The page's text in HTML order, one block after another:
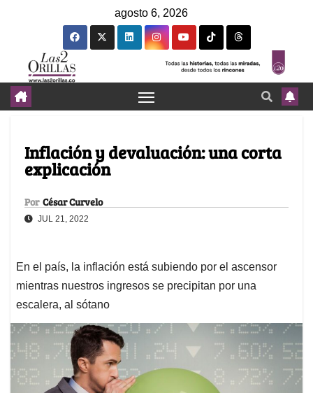
agosto 6, 2026
Inflación y devaluación: una corta
explicación
Por César Curvelo
JUL 21, 2022
En el país, la inflación está subiendo por el ascensor
mientras nuestros ingresos se precipitan por una
escalera, al sótano